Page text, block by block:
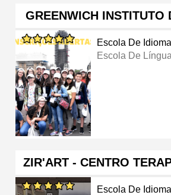
GREENWICH INSTITUTO
Escola De
Escola De
ZIR'ART - CENTRO
Escola De